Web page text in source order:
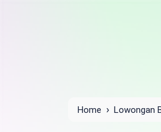
Home › Lowongan